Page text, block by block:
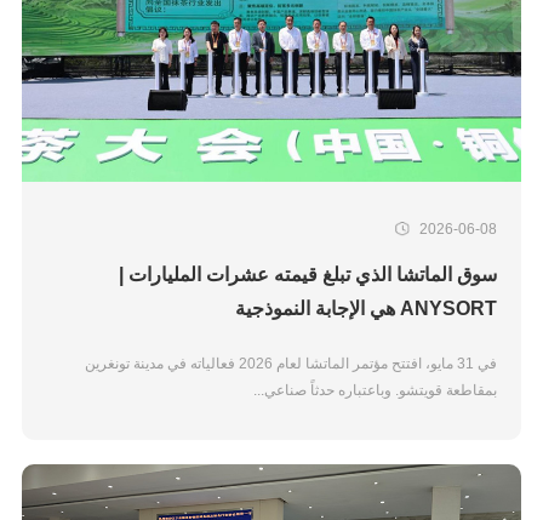
2026-06-08
سوق الماتشا الذي تبلغ قيمته عشرات المليارات |
ANYSORT هي الإجابة النموذجية
في 31 مايو، افتتح مؤتمر الماتشا لعام 2026 فعالياته في مدينة تونغرين
بمقاطعة قويتشو. وباعتباره حدثاً صناعي...